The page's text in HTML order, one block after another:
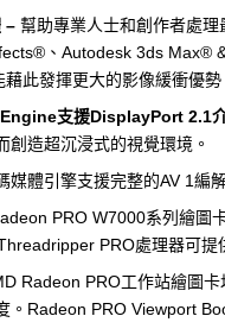
– 幫助專業人士和創作者處
、Autodesk 3ds
此發揮更大的影像緩衝優勢
支援DisplayPort 2.1
創造超沉浸式的視覺環境。
媒體引擎支援完整的AV 1編
PRO W7000系列繪圖
PRO處理器可
Radeon PRO工作站繪圖
。Radeon PRO Viewport